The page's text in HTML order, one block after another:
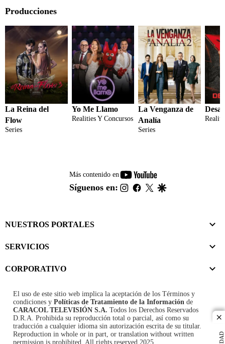
Producciones
La Reina del
Flow
Series
Yo Me Llamo
Realities Y Concursos
La Venganza de
Analía
Series
Más contenido en
youtube-
footer
Síguenos en: instagram
facebook
twitter
NUESTROS PORTALES
SERVICIOS
CORPORATIVO
El uso de este sitio web implica la aceptación de los Términos y
condiciones y Políticas de Tratamiento de la Información de
CARACOL TELEVISIÓN S.A. Todos los Derechos Reservados
D.R.A. Prohibida su reproducción total o parcial, así como su
traducción a cualquier idioma sin autorización escrita de su titular.
Reproduction in whole or in part, or translation without written
permission is prohibited. All rights reserved 2025.